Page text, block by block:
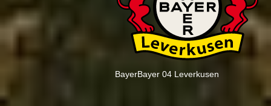
BayerBayer 04 Leverkusen